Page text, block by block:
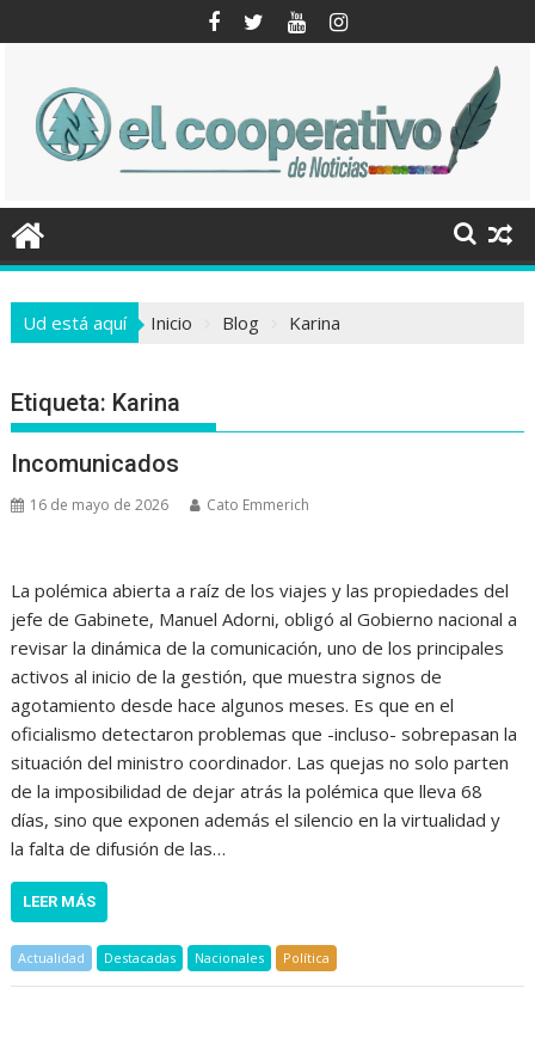
al
Ud está aquí Inicio Blog Karina
Etiqueta: Karina
Incomunicados
16 de mayo de 2026 Cato Emmerich
La polémica abierta a raíz de los viajes y las propiedades del
jefe de Gabinete, Manuel Adorni, obligó al Gobierno nacional a
revisar la dinámica de la comunicación, uno de los principales
activos al inicio de la gestión, que muestra signos de
agotamiento desde hace algunos meses. Es que en el
oficialismo detectaron problemas que -incluso- sobrepasan la
situación del ministro coordinador. Las quejas no solo parten
de la imposibilidad de dejar atrás la polémica que lleva 68
días, sino que exponen además el silencio en la virtualidad y
la falta de difusión de las…
LEER MÁS
Actualidad Destacadas Nacionales Política